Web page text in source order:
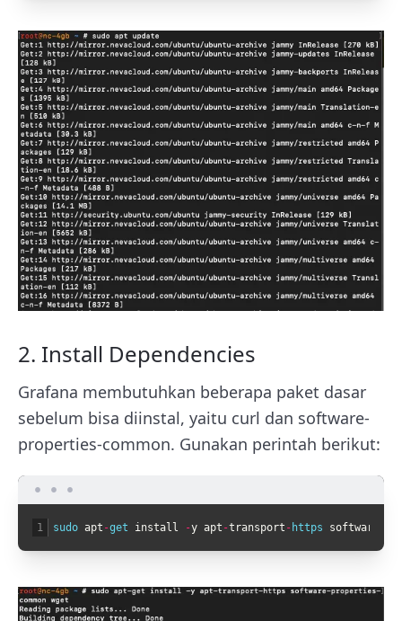
2. Install Dependencies
Grafana membutuhkan beberapa paket dasar
sebelum bisa diinstal, yaitu curl dan software-
properties-common. Gunakan perintah berikut:
1 sudo apt -get install -y apt -transport - https software